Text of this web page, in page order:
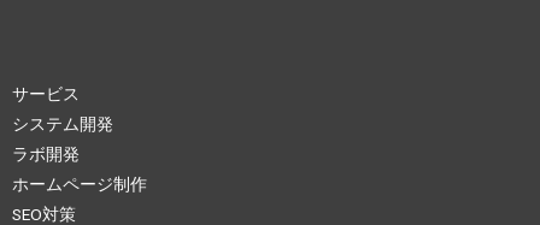
サービス
システム開発
ラボ開発
ホームページ制作
SEO対策